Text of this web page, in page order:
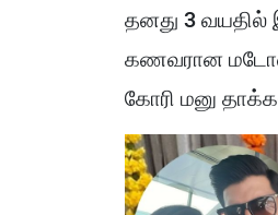
தனது 3 வயதில்
கணவரான
கோரி மனு